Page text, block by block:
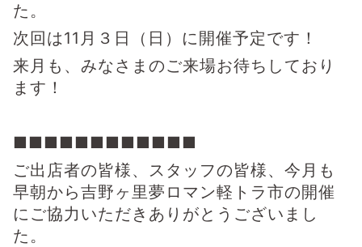
た。
次回は11月３日（日）に開催予定です！
来月も、みなさまのご来場お待ちしており
ます！
■■■■■■■■■■■■
ご出店者の皆様、スタッフの皆様、 今月も
早朝から吉野ヶ里夢ロマン軽トラ市の開催
にご協力いただき ありがとうございまし
た。